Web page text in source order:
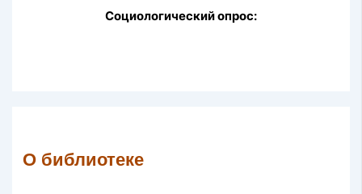
Социологический опрос:
О библиотеке